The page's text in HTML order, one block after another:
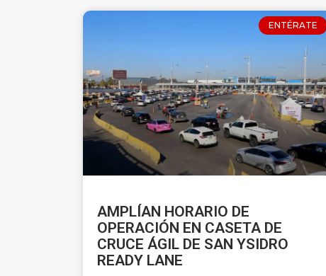
ENTÉRATE
AMPLÍAN HORARIO DE
OPERACIÓN EN CASETA DE
CRUCE ÁGIL DE SAN YSIDRO
READY LANE